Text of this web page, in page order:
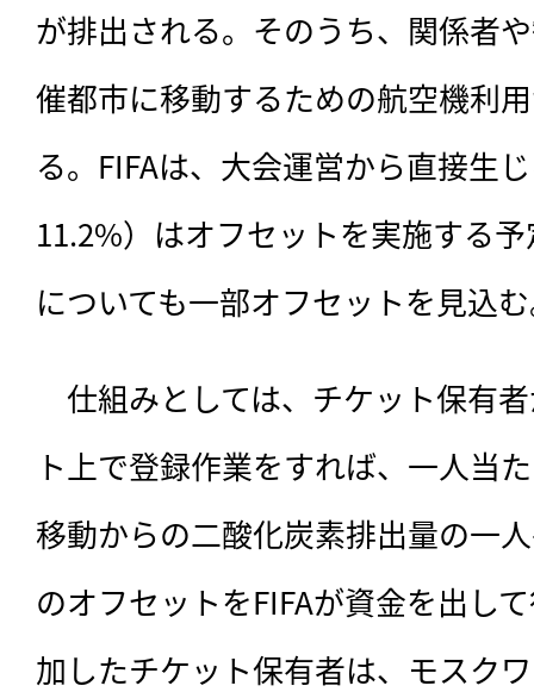
が排出される。そのうち、関係者
催都市に移動するための航空機利
る。FIFAは、大会運営から直接生
11.2%）はオフセットを実施する
についても一部オフセットを見込
仕組みとしては、チケット保有
ト上で登録作業をすれば、一人当
移動からの二酸化炭素排出量の一
のオフセットをFIFAが資金を出し
加したチケット保有者は、モスク